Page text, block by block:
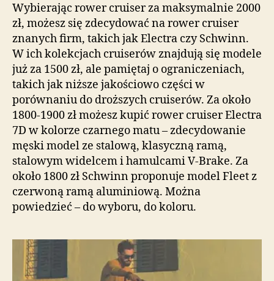
Wybierając rower cruiser za maksymalnie 2000
zł, możesz się zdecydować na rower cruiser
znanych firm, takich jak Electra czy Schwinn.
W ich kolekcjach cruiserów znajdują się modele
już za 1500 zł, ale pamiętaj o ograniczeniach,
takich jak niższe jakościowo części w
porównaniu do droższych cruiserów. Za około
1800-1900 zł możesz kupić rower cruiser Electra
7D w kolorze czarnego matu – zdecydowanie
męski model ze stalową, klasyczną ramą,
stalowym widelcem i hamulcami V-Brake. Za
około 1800 zł Schwinn proponuje model Fleet z
czerwoną ramą aluminiową. Można
powiedzieć – do wyboru, do koloru.